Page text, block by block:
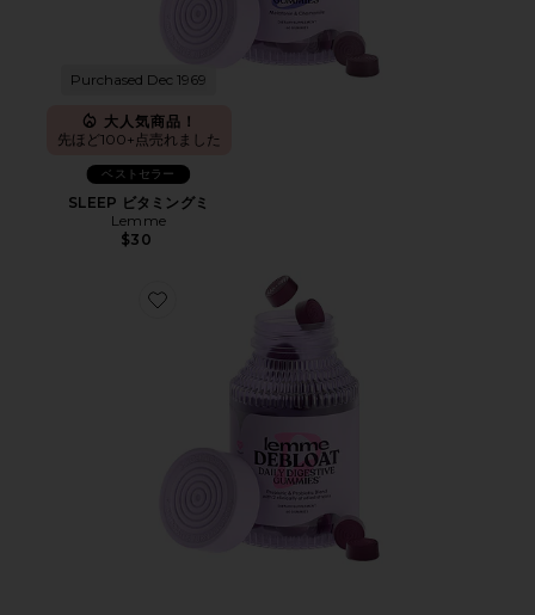
Purchased Dec 1969
大人気商品！
先ほど100+点売れました
ベストセラー
SLEEP ビタミングミ
Lemme
$30
Favorite DEBLOAT ビタミングミ